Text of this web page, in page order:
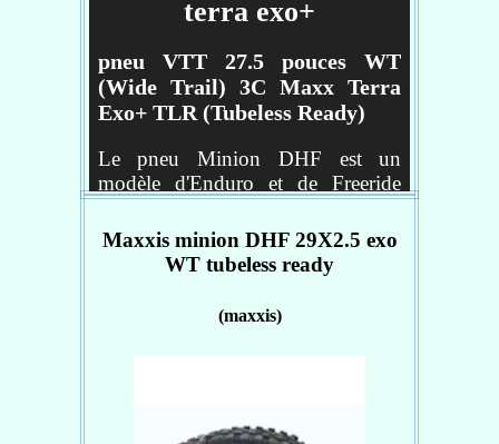
optimisé pour jantes de 30 et
35mm (largeur interne)
Caractéristiques :
utilisation : vtt
Section - 2.50
Gomme - 3C Maxx Grip
Taille de roues - 29
ETB00064500
terra exo+
pneu VTT 27.5 pouces WT
(Wide Trail) 3C Maxx Terra
Exo+ TLR (Tubeless Ready)
Le pneu Minion DHF est un
modèle d'Enduro et de Freeride
boueux. Il est équipé de pavés
inclinés minimisant la résistance au
roulement et de pavés rainurés
garantissant une excellente
adhérence. Selon l'état du terrain,
ce pneu peut être installé à l'avant
Caractéristiques :
Maxxis minion DHF 29X2.5 exo
WT tubeless ready
(maxxis)